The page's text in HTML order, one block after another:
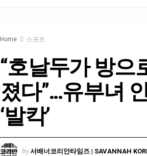
Home 스포츠
“호날두가 방으
졌다”…유부녀
‘발칵’
by 서배너코리안타임즈 | SAVANNAH